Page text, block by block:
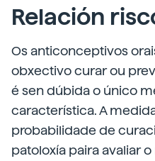
Relación
Os anticonceptivos
obxectivo curar ou
é sen dúbida o único
característica. A
probabilidade de
patoloxía paira avaliar